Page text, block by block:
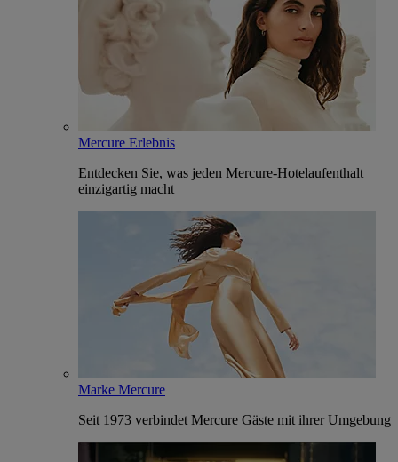
Mercure Erlebnis
Entdecken Sie, was jeden Mercure-Hotelaufenthalt
einzigartig macht
Marke Mercure
Seit 1973 verbindet Mercure Gäste mit ihrer Umgebung